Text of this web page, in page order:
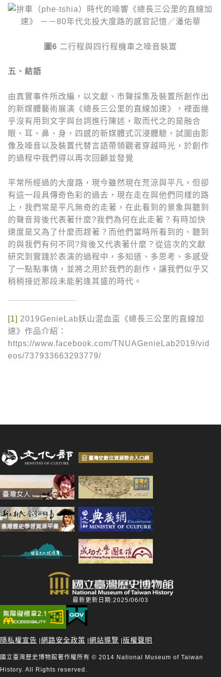
圖6 二行程與四行程機車之噪音裝置
五、結語
由真實事件所改編，以文獻、市聲採集及裝置所創作出
的新媒體藝術展演《總長三公里的直線加速》，裡面幾
乎沒有用到文字與台詞進行陳述，取而代之的是融合
眼、耳、鼻、身，四感的新媒體式沉浸體驗，試圖由影
像及噪音以及裝置代替言語帶領觀者穿越時光，於創作
的過程中我們得以再次回顧並發覺
平常所經過的大度路，現今雖然現在荒涼與平凡，但卻
有這一段具傳奇色彩的過去，現在走在與他們同樣的路
上，我們常是平凡無奇的走著，在此看到的景象與聽到
的聲音背後代表著什麼?我們為何在此走著？有時加快
速度是又為了什麼而趕著？而他們當時所看到的、聽到
的與我們有何不同?背後又代表著什麼？從這次的文獻
研究到實踐於表演的過程中，多知道、多思考、多感受
了一點點事情，並將之用於我們的創作，讓我們似乎又
稍稍接近那段未能躬逢其盛的時代。
[1] 2019GenieLab妖山混血盃《總長三公里的直線加
速》作品介紹：
https://www.facebook.com/TNUAGenieLab2019/vid
eos/737933663293779/
最新更新日期:2025/06/03
隱私權宣告 網路安全政策 網站導覽 版權聲明
國立臺灣歷史博物館著作權所有 © 2014 National Museum of Taiwan
History. All Rights reserved.